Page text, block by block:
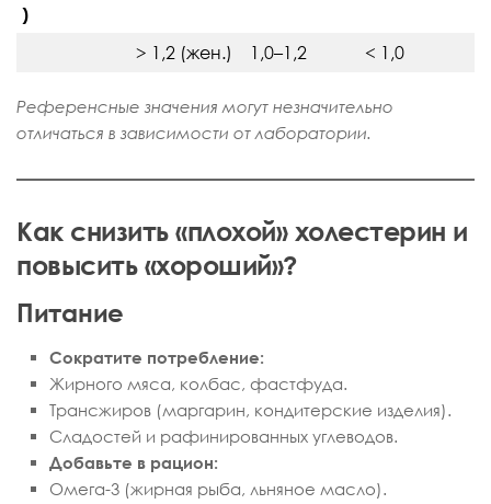
)
> 1,2 (жен.) 1,0–1,2 < 1,0
Референсные значения могут незначительно
отличаться в зависимости от лаборатории.
Как снизить «плохой» холестерин и
повысить «хороший»?
Питание
Сократите потребление:
Жирного мяса, колбас, фастфуда.
Трансжиров (маргарин, кондитерские изделия).
Сладостей и рафинированных углеводов.
Добавьте в рацион:
Омега-3 (жирная рыба, льняное масло).